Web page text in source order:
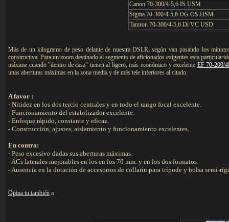
Canon 70-300/4-5,6 IS USM
Sigma 70-300/4-5,6 DG OS HSM
Tamron 70-300/4-5,6 Di VC USD
Más de un kilogramo de peso delante de nuestra DSLR, según van pasando los
constructiva. Para un zoom destinado al segmento de aficionados exigentes esta
máxime cuando "dentro de casa" tienen al ligero, más económico y excelente EF 70-200/
unas aberturas máximas en la zona media y de más tele inferiores al citado.
A favor :
- Nitidez en los dos tercio centrales y en todo el rango focal excelente.
- Funcionamiento del estabilizador excelente.
- Enfoque rápido, constante y eficaz.
- Construcción, ajustes, aislamiento y funcionamiento excelentes.
En contra:
- Peso excesivo dadas sus aberturas máximas.
- ACs laterales mejorables en los en los 70 mm. y en los dos formatos.
- Ausencia en la dotación de accesorios de collarín para trípode y bolsa semi-
Opina tu también u